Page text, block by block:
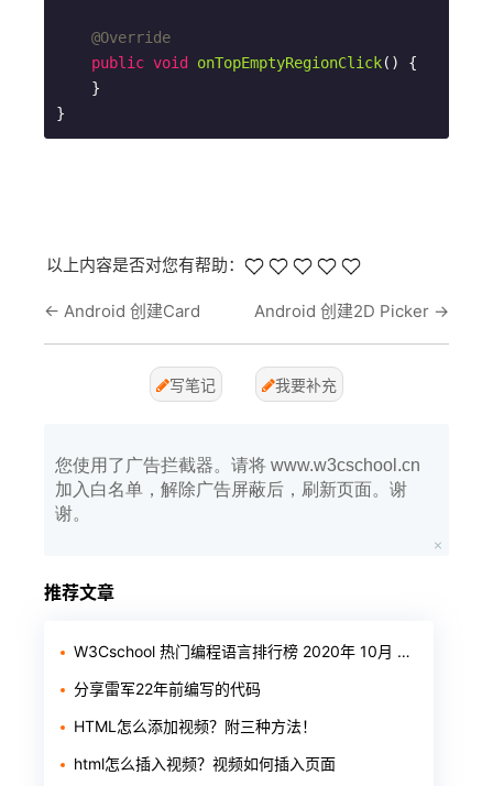
@Override
public void onTopEmptyRegionClick()
{
}
以上内容是否对您有帮助：
← Android 创建Card Android 创建2D Picker →
写笔记 我要补充
您使用了广告拦截器。请将 www.w3cschool.cn
加入白名单，解除广告屏蔽后，刷新页面。谢
谢。
推荐文章
W3Cschool 热门编程语言排行榜 2020年 10月 TOP10
分享雷军22年前编写的代码
HTML怎么添加视频？附三种方法！
html怎么插入视频？视频如何插入页面